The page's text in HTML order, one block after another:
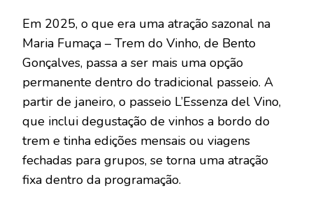
Em 2025, o que era uma atração sazonal na
Maria Fumaça – Trem do Vinho, de Bento
Gonçalves, passa a ser mais uma opção
permanente dentro do tradicional passeio. A
partir de janeiro, o passeio L’Essenza del Vino,
que inclui degustação de vinhos a bordo do
trem e tinha edições mensais ou viagens
fechadas para grupos, se torna uma atração
fixa dentro da programação.